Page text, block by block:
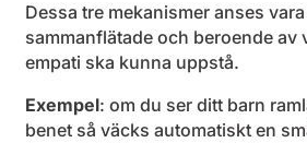
Dessa tre mekanismer anses
sammanflätade och beroende av
empati ska kunna uppstå.
Exempel: om du ser ditt barn
benet så väcks automatiskt en